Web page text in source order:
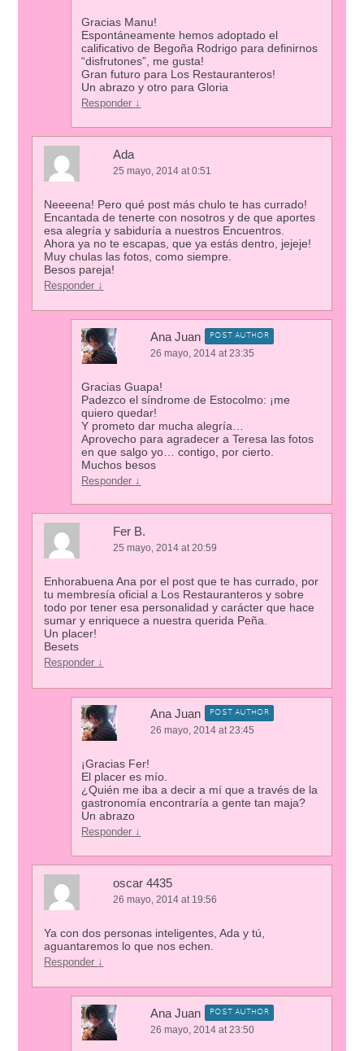
Gracias Manu!
Espontáneamente hemos adoptado el
calificativo de Begoña Rodrigo para definirnos
“disfrutones”, me gusta!
Gran futuro para Los Restauranteros!
Un abrazo y otro para Gloria
Responder ↓
Ada
25 mayo, 2014 at 0:51
Neeeena! Pero qué post más chulo te has currado!
Encantada de tenerte con nosotros y de que aportes
esa alegría y sabiduría a nuestros Encuentros.
Ahora ya no te escapas, que ya estás dentro, jejeje!
Muy chulas las fotos, como siempre.
Besos pareja!
Responder ↓
Ana Juan POST AUTHOR
26 mayo, 2014 at 23:35
Gracias Guapa!
Padezco el síndrome de Estocolmo: ¡me
quiero quedar!
Y prometo dar mucha alegría…
Aprovecho para agradecer a Teresa las fotos
en que salgo yo… contigo, por cierto.
Muchos besos
Responder ↓
Fer B.
25 mayo, 2014 at 20:59
Enhorabuena Ana por el post que te has currado, por
tu membresía oficial a Los Restauranteros y sobre
todo por tener esa personalidad y carácter que hace
sumar y enriquece a nuestra querida Peña.
Un placer!
Besets
Responder ↓
Ana Juan POST AUTHOR
26 mayo, 2014 at 23:45
¡Gracias Fer!
El placer es mío.
¿Quién me iba a decir a mí que a través de la
gastronomía encontraría a gente tan maja?
Un abrazo
Responder ↓
oscar 4435
26 mayo, 2014 at 19:56
Ya con dos personas inteligentes, Ada y tú,
aguantaremos lo que nos echen.
Responder ↓
Ana Juan POST AUTHOR
26 mayo, 2014 at 23:50